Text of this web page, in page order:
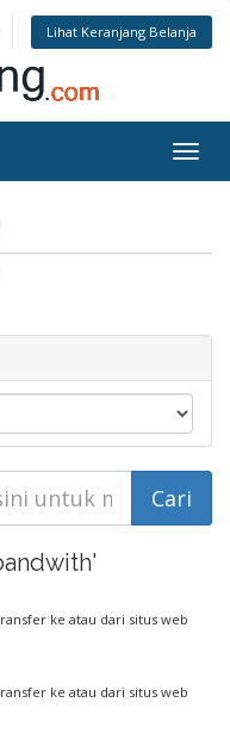
Lihat Keranjang Belanja
ke atau dari situs web
ke atau dari situs web